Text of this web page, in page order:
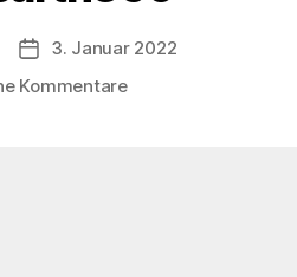
Veröffentlichungsdatum
3. Januar 2022
Kommentarezu